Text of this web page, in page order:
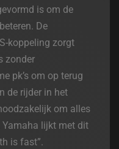
is om de
De
koppeling zorgt
zonder
pk’s om op terug
de rijder in het
om alles
Yamaha lijkt met dit
is fast”.